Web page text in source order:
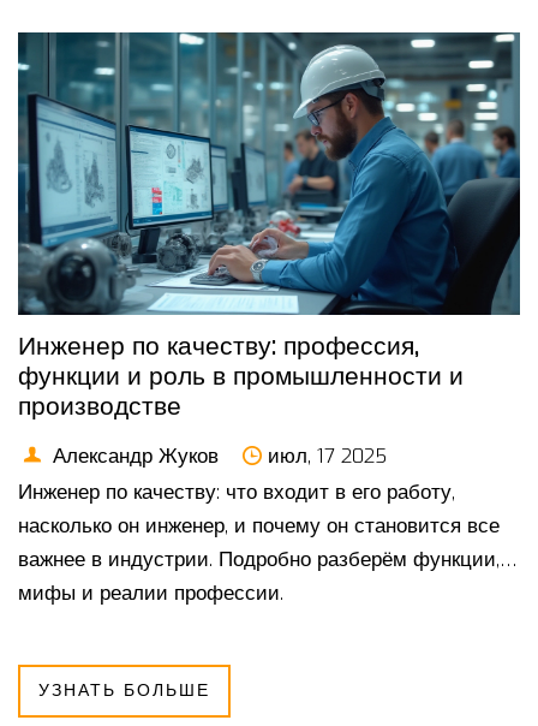
Инженер по качеству: профессия,
функции и роль в промышленности и
производстве
Александр Жуков
июл, 17 2025
Инженер по качеству: что входит в его работу,
насколько он инженер, и почему он становится все
важнее в индустрии. Подробно разберём функции,
мифы и реалии профессии.
УЗНАТЬ БОЛЬШЕ